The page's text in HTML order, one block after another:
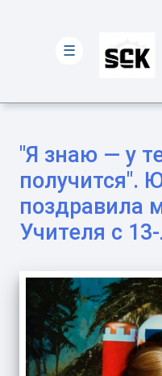
"Я знаю — у
получится".
поздравила
Учителя с
☰